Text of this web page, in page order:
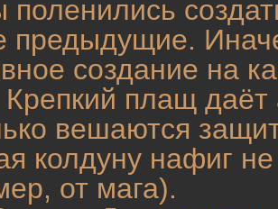
поленились
предыдущие.
создание на
Крепкий плащ
вешаются
колдуну нафиг
от мага).